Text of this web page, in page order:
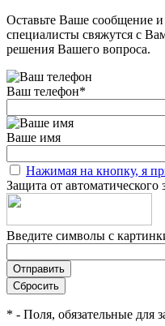
Оставьте Ваше сообщение
специалисты свяжутся с
решения Вашего вопроса.
Ваш телефон*
Ваше имя
Нажимая на кнопку, я
Защита от автоматического
Введите символы с
* - Поля, обязательные для